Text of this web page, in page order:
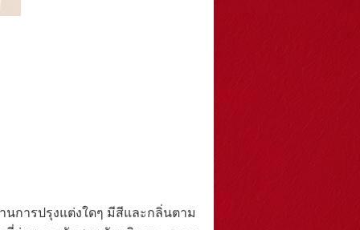
นการปรุงแต่งใดๆ มีสีและกลิ่นตาม